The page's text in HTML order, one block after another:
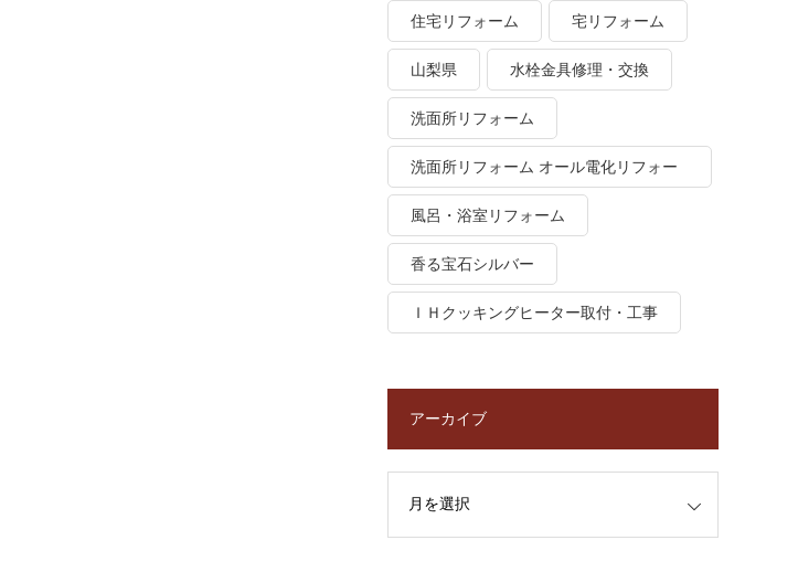
住宅リフォーム 宅リフォーム
山梨県 水栓金具修理・交換
洗面所リフォーム
洗面所リフォーム オール電化リフォー
ム
風呂・浴室リフォーム
香る宝石シルバー
ＩＨクッキングヒーター取付・工事
アーカイブ